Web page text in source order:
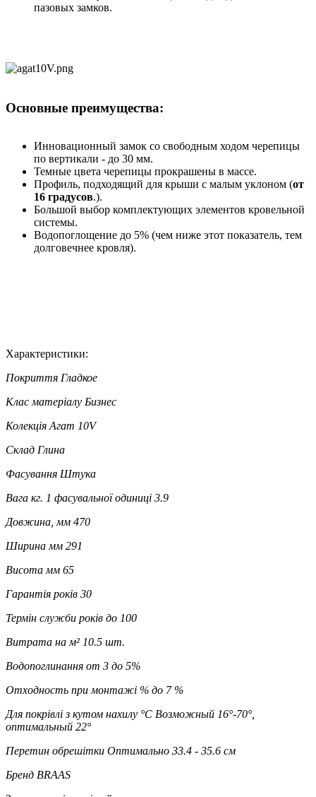
пазовых замков.
Основные преимущества:
Инновационный замок со свободным ходом черепицы
по вертикали - до 30 мм.
Темные цвета черепицы прокрашены в массе.
Профиль, подходящий для крыши с малым уклоном (от
16 градусов.).
Большой выбор комплектующих элементов кровельной
системы.
Водопоглощение до 5% (чем ниже этот показатель, тем
долговечнее кровля).
Характеристики:
Покриття Гладкое
Клас матеріалу Бизнес
Колекція Агат 10V
Склад Глина
Фасування Штука
Вага кг. 1 фасувальної одиниці 3.9
Довжина, мм 470
Ширина мм 291
Висота мм 65
Гарантія років 30
Термін служби років до 100
Витрата на м² 10.5 шт.
Водопоглинання от 3 до 5%
Отходность при монтажі % до 7 %
Для покрівлі з кутом нахилу °C Возможный 16°-70°,
оптимальный 22°
Перетин обрешітки Оптимально 33.4 - 35.6 см
Бренд BRAAS